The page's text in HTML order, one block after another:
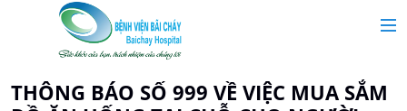
THÔNG BÁO SỐ 999 VỀ VIỆC MUA SẮM